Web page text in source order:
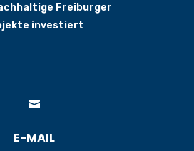
Freiburger
investiert

E-MAIL